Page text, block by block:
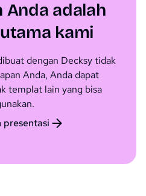
Anda adalah
kami
dengan Decksy tidak
Anda, Anda dapat
templat lain yang bisa
presentasi